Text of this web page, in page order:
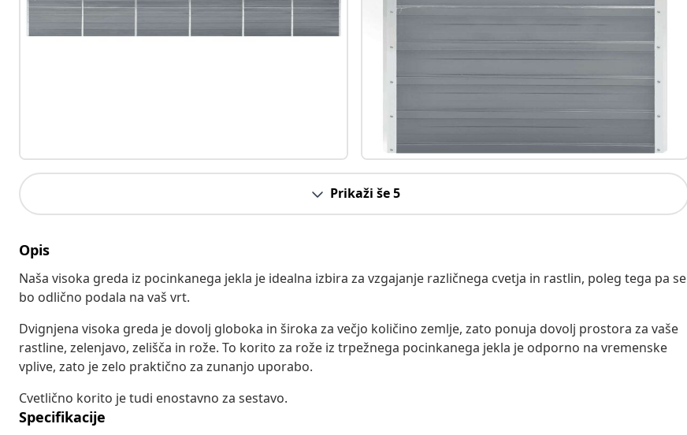
Prikaži še 5
Opis
Naša visoka greda iz pocinkanega jekla je idealna izbira za vzgajanje različnega cvetja in rastlin, poleg tega pa se
bo odlično podala na vaš vrt.
Dvignjena visoka greda je dovolj globoka in široka za večjo količino zemlje, zato ponuja dovolj prostora za vaše
rastline, zelenjavo, zelišča in rože. To korito za rože iz trpežnega pocinkanega jekla je odporno na vremenske
vplive, zato je zelo praktično za zunanjo uporabo.
Cvetlično korito je tudi enostavno za sestavo.
Specifikacije